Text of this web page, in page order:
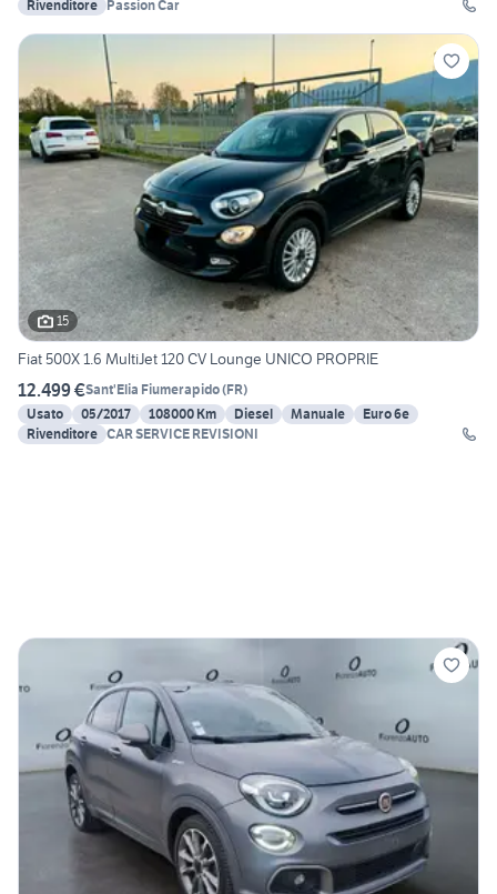
Rivenditore Passion Car
15
Fiat 500X 1.6 MultiJet 120 CV Lounge UNICO PROPRIE
12.499 €Sant'Elia Fiumerapido(FR)
Usato
05/2017 108000 Km Diesel Manuale
Euro 6e
Rivenditore CAR SERVICE REVISIONI